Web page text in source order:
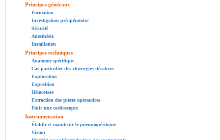
Principes généraux
Formation
Investigation préopératoire
Sécurité
Anesthésie
Installation
Principes techniques
Anatomie spécifique
Cas particulier des chirurgies itératives
Exploration
Exposition
Hémostase
Extraction des pièces opératoires
Finir une coelioscopie
Instrumentation
Établir et maintenir le pneumopéritoine
Vision